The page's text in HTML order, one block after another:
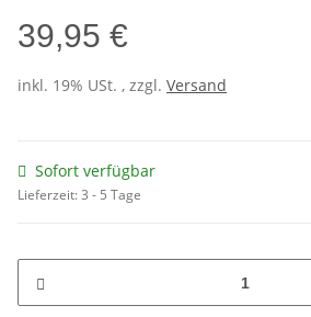
39,95 €
inkl. 19% USt. , zzgl. Versand
Sofort verfügbar
Lieferzeit:3 - 5 Tage